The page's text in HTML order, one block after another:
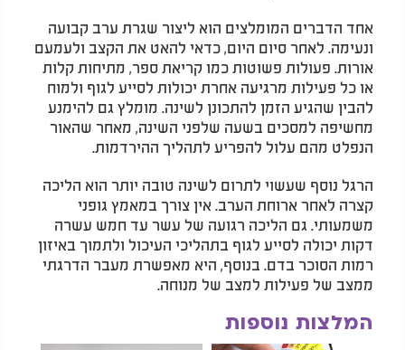
אחד הדברים המומלצים הוא ליצור שגרת ערב קבועה
ונעימה. לאחר סיום היום, כדאי להאט את הקצב ולעמעם
אורות. פעולות פשוטות כמו קריאת ספר, מתיחות קלות
או כל פעילות מרגיעה אחרת יכולות לסייע לגוף ולמוח
להבין שהגיע הזמן להתכונן לשינה. מומלץ גם להימנע
מחשיפה למסכים בשעה שלפני השינה, מאחר שהאור
הנפלט מהם עלול להפריע לתהליך ההירדמות.
הרגל נוסף שעשוי לתרום לשינה טובה יותר הוא הליכה
קצרה לאחר ארוחת הערב. אין צורך במאמץ גופני
משמעותי. גם הליכה רגועה של עשר עד חמש עשרה
דקות יכולה לסייע לגוף בתהליכי העיכול ולתמוך באיזון
רמות הסוכר בדם. בנוסף, היא מאפשרת מעבר הדרגתי
ממצב של פעילות למצב של מנוחה.
המלצות נוספות